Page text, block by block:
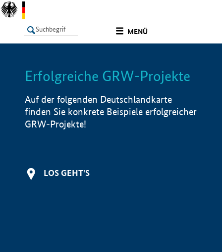
MENÜ
LISTE Info
Erfolgreiche GRW-Projekte
Auf der folgenden Deutschlandkarte
finden Sie konkrete Beispiele erfolgreicher
GRW-Projekte!
LOS GEHT'S